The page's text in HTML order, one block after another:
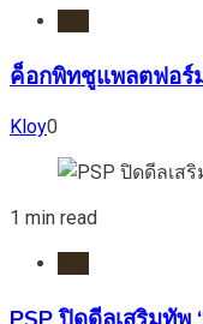
ค็อกพิทชูแพลตฟอร์
Kloy0
1 min read